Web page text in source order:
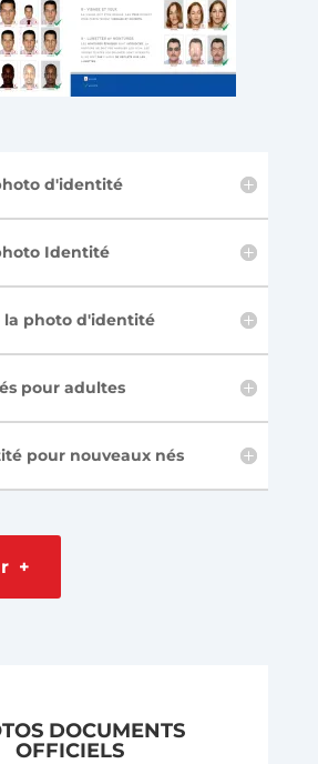
d'identité
Identité
la photo d'identité
pour adultes
pour nouveaux nés
+
DOCUMENTS
OFFICIELS